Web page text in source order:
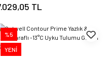
TL
%5
YENİ